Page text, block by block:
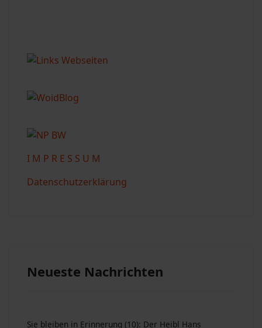
I M P R E S S U M
Datenschutzerklärung
Neueste Nachrichten
Sie bleiben in Erinnerung (10): Der Heibl Hans